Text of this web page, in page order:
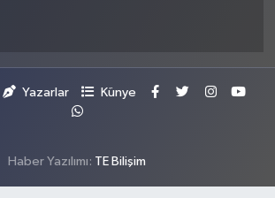
Yazarlar Künye
Haber Yazılımı: TE Bilişim